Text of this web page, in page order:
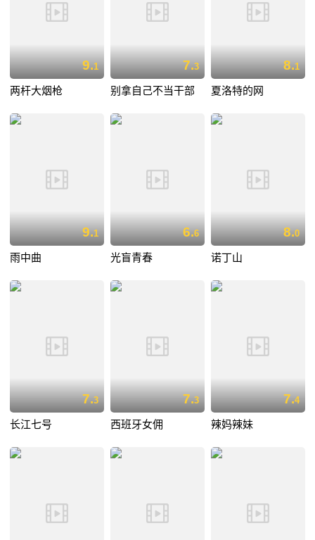
9.1
两杆大烟枪
7.3
别拿自己不当干部
8.1
夏洛特的网
9.1
雨中曲
6.6
光盲青春
8.0
诺丁山
7.3
长江七号
7.3
西班牙女佣
7.4
辣妈辣妹